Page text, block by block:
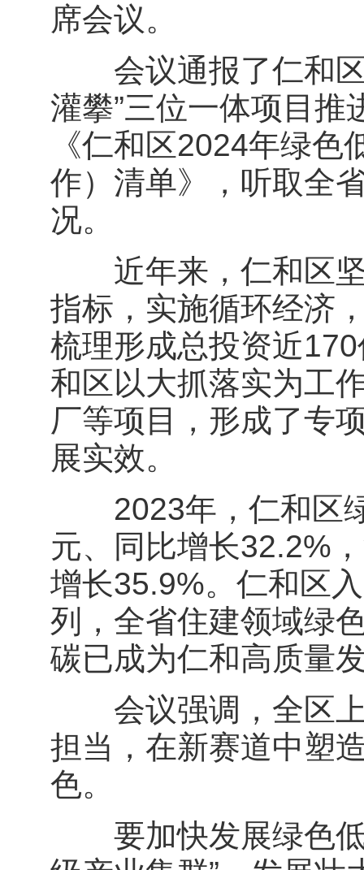
席会议。
会议通报了仁和区
灌攀”三位一体项目推
《仁和区2024年绿
作）清单》，听取全
况。
近年来，仁和区坚
指标，实施循环经济
梳理形成总投资近
和区以大抓落实为工
厂等项目，形成了专
展实效。
2023年，仁和区绿
元、同比增长32.2%
增长35.9%。仁和区
列，全省住建领域绿
碳已成为仁和高质量
会议强调，全区上
担当，在新赛道中塑
色。
要加快发展绿色低